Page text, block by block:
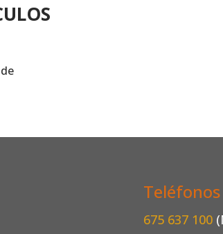
Teléfonos
675 637 100